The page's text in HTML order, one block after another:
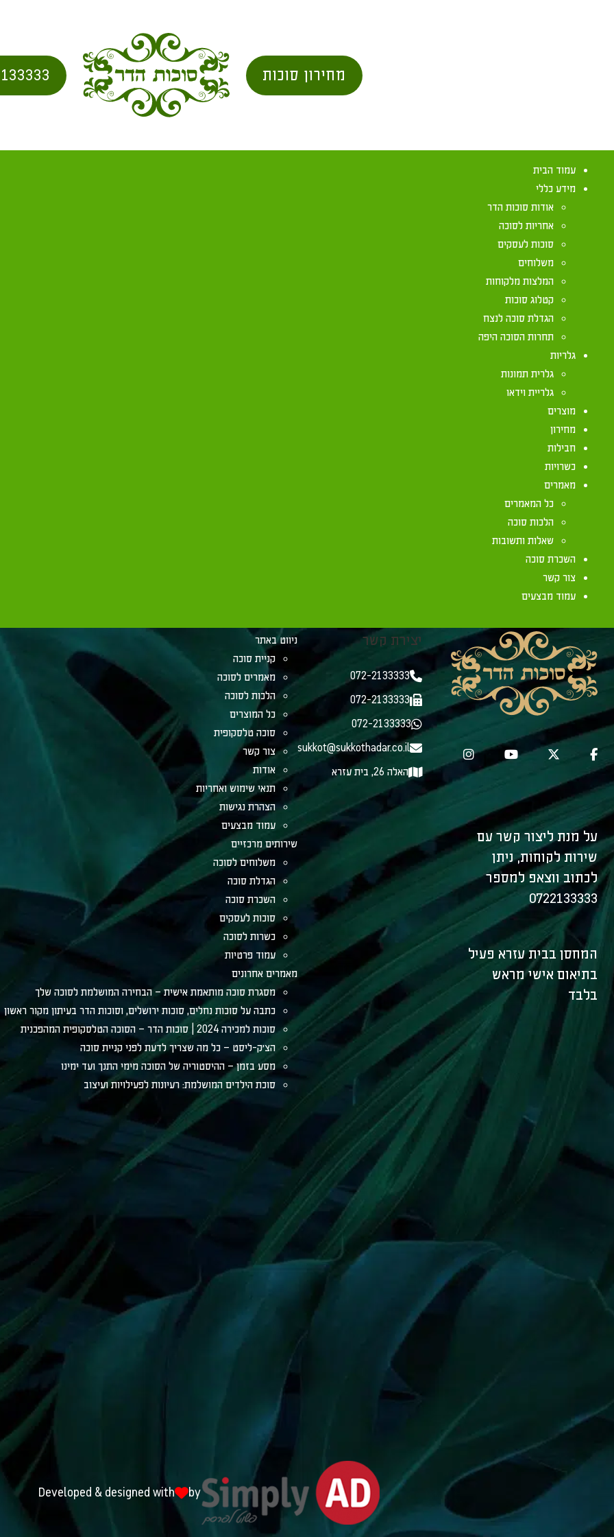
מחירון סוכות
עמוד הבית
מידע כללי
אודות סוכות הדר
אחריות לסוכה
סוכות לעסקים
משלוחים
המלצות מלקוחות
קטלוג סוכות
הגדלת סוכה לנצח
תחרות הסוכה היפה
גלריות
גלרית תמונות
גלריית וידאו
מוצרים
מחירון
חבילות
כשרויות
מאמרים
כל המאמרים
הלכות סוכה
שאלות ותשובות
השכרת סוכה
צור קשר
עמוד מבצעים
סוכות הלכות 2017
נאמר בתורה (ויקרא כג, מב): "בסכות תשבו שבעת ימים". ומכאן למדו חז"ל שבמשך שבעת ימי חג הסוכות יש לאדם לשבת
בין פרטי מצוות ישיבה בסוכה ניתן למצוא את החיוב לאכול בסוכה (בלילה הראשון החובה היא מצד האכילה, ואילו בשאר
על מנת ליצור קשר עם
שירות לקוחות, ניתן
לכתוב ווצאפ למספר
0722133333
המחסן בבית עזרא פעיל
בתיאום אישי מראש
בלבד
יצירת קשר
072-2133333
072-2133333
072-2133333
sukkot@sukkothadar.co.il
האלה 26, בית עזרא
ניווט באתר
קניית סוכה
מאמרים לסוכה
הלכות לסוכה
כל המוצרים
סוכה טלסקופית
צור קשר
אודות
תנאי שימוש ואחריות
הצהרת נגישות
עמוד מבצעים
שירותים מרכזיים
משלוחים לסוכה
הגדלת סוכה
השכרת סוכה
סוכות לעסקים
כשרות לסוכה
עמוד פרטיות
מאמרים אחרונים
מסגרת סוכה מותאמת אישית – הבחירה המושלמת לסוכה שלך
כתבה על סוכות נחלים, סוכות ירושלים, וסוכות הדר בעיתון מקור ראשון
סוכות למכירה 2024 | סוכות הדר – הסוכה הטלסקופית המהפכנית
הצ׳ק-ליסט – כל מה שצריך לדעת לפני קניית סוכה
מסע בזמן – ההיסטוריה של הסוכה מימי התנך ועד ימינו
סוכת הילדים המושלמת: רעיונות לפעילויות ועיצוב
Developed & designed with by